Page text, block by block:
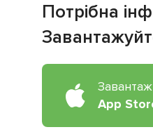
Потрібна
App